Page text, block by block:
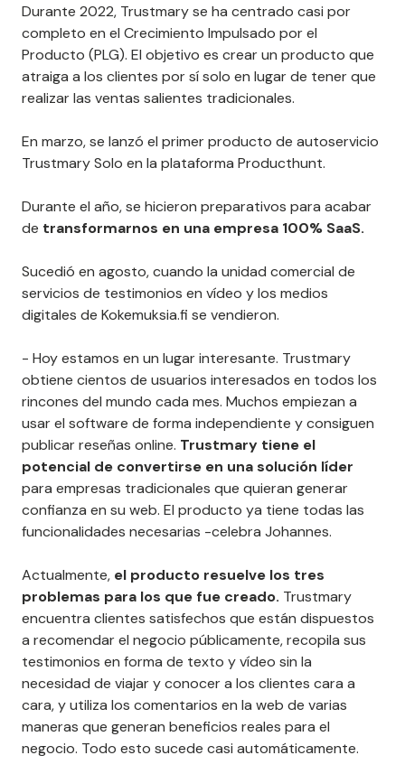
Durante 2022, Trustmary se ha centrado casi por
completo en el Crecimiento Impulsado por el
Producto (PLG). El objetivo es crear un producto que
atraiga a los clientes por sí solo en lugar de tener que
realizar las ventas salientes tradicionales.
En marzo, se lanzó el primer producto de autoservicio
Trustmary Solo en la plataforma Producthunt.
Durante el año, se hicieron preparativos para acabar
de transformarnos en una empresa 100% SaaS.
Sucedió en agosto, cuando la unidad comercial de
servicios de testimonios en vídeo y los medios
digitales de Kokemuksia.fi se vendieron.
- Hoy estamos en un lugar interesante. Trustmary
obtiene cientos de usuarios interesados en todos los
rincones del mundo cada mes. Muchos empiezan a
usar el software de forma independiente y consiguen
publicar reseñas online. Trustmary tiene el
potencial de convertirse en una solución líder
para empresas tradicionales que quieran generar
confianza en su web. El producto ya tiene todas las
funcionalidades necesarias -celebra Johannes.
Actualmente, el producto resuelve los tres
problemas para los que fue creado. Trustmary
encuentra clientes satisfechos que están dispuestos
a recomendar el negocio públicamente, recopila sus
testimonios en forma de texto y vídeo sin la
necesidad de viajar y conocer a los clientes cara a
cara, y utiliza los comentarios en la web de varias
maneras que generan beneficios reales para el
negocio. Todo esto sucede casi automáticamente.